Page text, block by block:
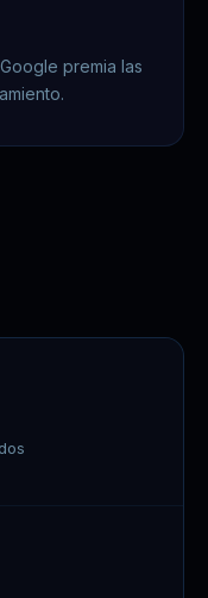
premia las